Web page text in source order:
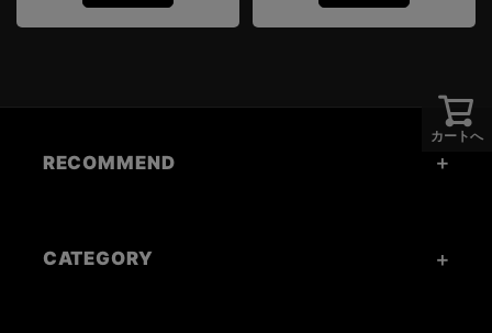
カートへ
RECOMMEND
CATEGORY